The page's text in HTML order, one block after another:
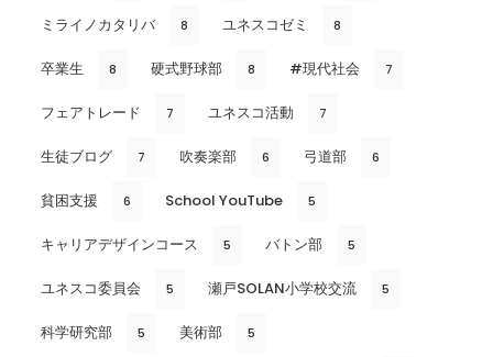
ミライノカタリバ 8 ユネスコゼミ 8
卒業生 8 硬式野球部 8 #現代社会 7
フェアトレード 7 ユネスコ活動 7
生徒ブログ 7 吹奏楽部 6 弓道部 6
貧困支援 6 School YouTube 5
キャリアデザインコース 5 バトン部 5
ユネスコ委員会 5 瀬戸SOLAN小学校交流 5
科学研究部 5 美術部 5